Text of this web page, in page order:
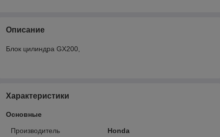
Описание
Блок цилиндра GX200,
Характеристики
Основные
Производитель Honda